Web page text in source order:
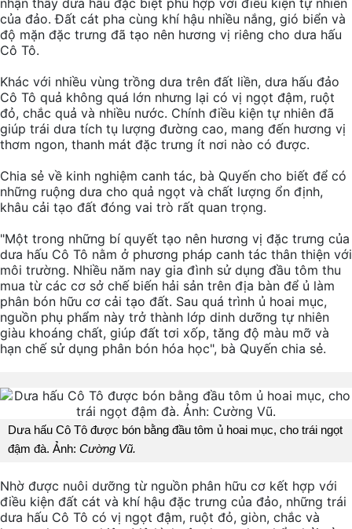
nhận thấy dưa hấu đặc biệt phù hợp với điều kiện tự nhiên
của đảo. Đất cát pha cùng khí hậu nhiều nắng, gió biển và
độ mặn đặc trưng đã tạo nên hương vị riêng cho dưa hấu
Cô Tô.
Khác với nhiều vùng trồng dưa trên đất liền, dưa hấu đảo
Cô Tô quả không quá lớn nhưng lại có vị ngọt đậm, ruột
đỏ, chắc quả và nhiều nước. Chính điều kiện tự nhiên đã
giúp trái dưa tích tụ lượng đường cao, mang đến hương vị
thơm ngon, thanh mát đặc trưng ít nơi nào có được.
Chia sẻ về kinh nghiệm canh tác, bà Quyến cho biết để có
những ruộng dưa cho quả ngọt và chất lượng ổn định,
khâu cải tạo đất đóng vai trò rất quan trọng.
"Một trong những bí quyết tạo nên hương vị đặc trưng của
dưa hấu Cô Tô nằm ở phương pháp canh tác thân thiện với
môi trường. Nhiều năm nay gia đình sử dụng đầu tôm thu
mua từ các cơ sở chế biến hải sản trên địa bàn để ủ làm
phân bón hữu cơ cải tạo đất. Sau quá trình ủ hoai mục,
nguồn phụ phẩm này trở thành lớp dinh dưỡng tự nhiên
giàu khoáng chất, giúp đất tơi xốp, tăng độ màu mỡ và
hạn chế sử dụng phân bón hóa học", bà Quyến chia sẻ.
Dưa hấu Cô Tô được bón bằng đầu tôm ủ hoai mục, cho trái ngọt
đậm đà. Ảnh: Cường Vũ.
Nhờ được nuôi dưỡng từ nguồn phân hữu cơ kết hợp với
điều kiện đất cát và khí hậu đặc trưng của đảo, những trái
dưa hấu Cô Tô có vị ngọt đậm, ruột đỏ, giòn, chắc và